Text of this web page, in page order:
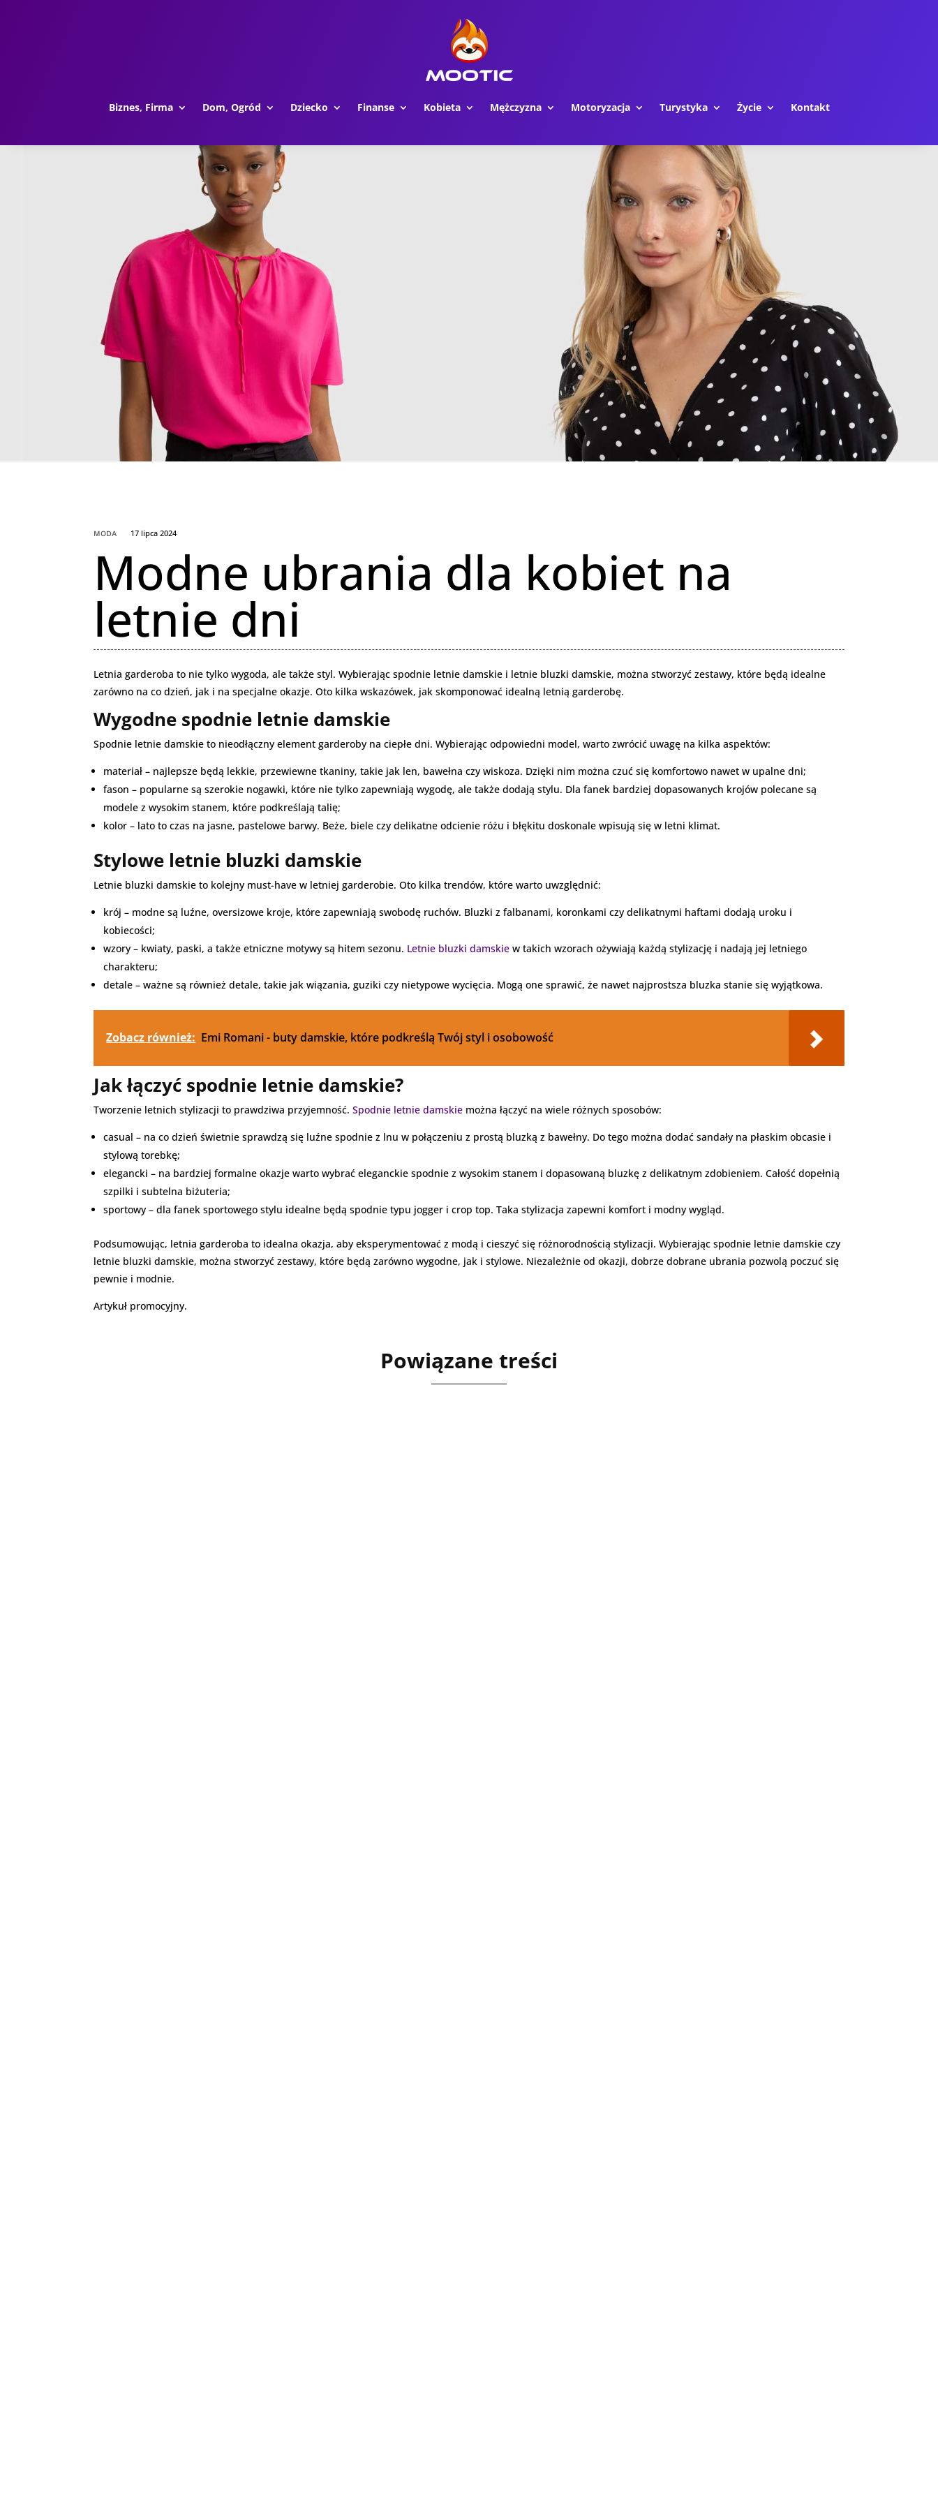
Biznes, Firma Dom, Ogród Dziecko Finanse Kobieta Mężczyzna Motoryzacja Turystyka Życie Kontakt
MODA 17 lipca 2024
Modne ubrania dla kobiet na
letnie dni
Letnia garderoba to nie tylko wygoda, ale także styl. Wybierając spodnie letnie damskie i letnie bluzki damskie, można stworzyć zestawy, które będą idealne
zarówno na co dzień, jak i na specjalne okazje. Oto kilka wskazówek, jak skomponować idealną letnią garderobę.
Wygodne spodnie letnie damskie
Spodnie letnie damskie to nieodłączny element garderoby na ciepłe dni. Wybierając odpowiedni model, warto zwrócić uwagę na kilka aspektów:
materiał – najlepsze będą lekkie, przewiewne tkaniny, takie jak len, bawełna czy wiskoza. Dzięki nim można czuć się komfortowo nawet w upalne dni;
fason – popularne są szerokie nogawki, które nie tylko zapewniają wygodę, ale także dodają stylu. Dla fanek bardziej dopasowanych krojów polecane są
modele z wysokim stanem, które podkreślają talię;
kolor – lato to czas na jasne, pastelowe barwy. Beże, biele czy delikatne odcienie różu i błękitu doskonale wpisują się w letni klimat.
Stylowe letnie bluzki damskie
Letnie bluzki damskie to kolejny must-have w letniej garderobie. Oto kilka trendów, które warto uwzględnić:
krój – modne są luźne, oversizowe kroje, które zapewniają swobodę ruchów. Bluzki z falbanami, koronkami czy delikatnymi haftami dodają uroku i
kobiecości;
wzory – kwiaty, paski, a także etniczne motywy są hitem sezonu. Letnie bluzki damskie w takich wzorach ożywiają każdą stylizację i nadają jej letniego
charakteru;
detale – ważne są również detale, takie jak wiązania, guziki czy nietypowe wycięcia. Mogą one sprawić, że nawet najprostsza bluzka stanie się wyjątkowa.
Zobacz również: Emi Romani - buty damskie, które podkreślą Twój styl i osobowość
Jak łączyć spodnie letnie damskie?
Tworzenie letnich stylizacji to prawdziwa przyjemność.Spodnie letnie damskie można łączyć na wiele różnych sposobów:
casual – na co dzień świetnie sprawdzą się luźne spodnie z lnu w połączeniu z prostą bluzką z bawełny. Do tego można dodać sandały na płaskim obcasie i
stylową torebkę;
elegancki – na bardziej formalne okazje warto wybrać eleganckie spodnie z wysokim stanem i dopasowaną bluzkę z delikatnym zdobieniem. Całość dopełnią
szpilki i subtelna biżuteria;
sportowy – dla fanek sportowego stylu idealne będą spodnie typu jogger i crop top. Taka stylizacja zapewni komfort i modny wygląd.
Podsumowując, letnia garderoba to idealna okazja, aby eksperymentować z modą i cieszyć się różnorodnością stylizacji. Wybierając spodnie letnie damskie czy
letnie bluzki damskie, można stworzyć zestawy, które będą zarówno wygodne, jak i stylowe. Niezależnie od okazji, dobrze dobrane ubrania pozwolą poczuć się
pewnie i modnie.
Artykuł promocyjny.
Powiązane treści